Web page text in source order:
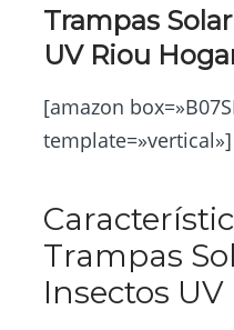
Trampas
UV Riou
[amazon
template=»vertical»]
Trampas
Insectos UV